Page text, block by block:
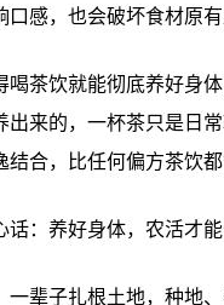
感，也会破坏食材原有
喝茶饮就能彻底养好身
出来的，一杯茶只是日
合，比任何偏方茶饮都
话：养好身体，农活才
一辈子扎根土地，种地